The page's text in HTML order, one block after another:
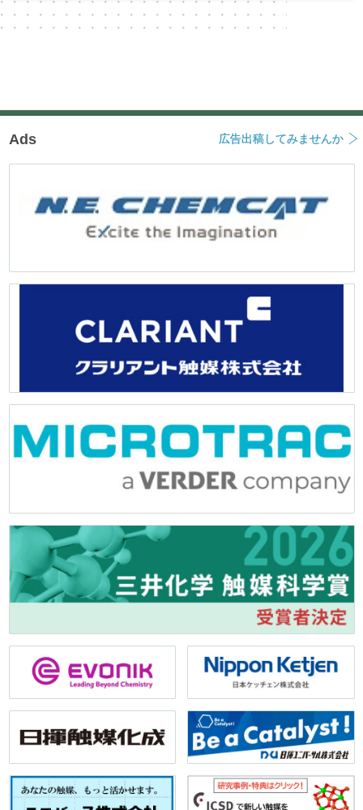
Ads 広告出稿してみませんか